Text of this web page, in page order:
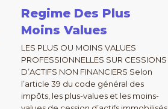
Regime Des Plus
Moins Values
LES PLUS OU MOINS VALUES
PROFESSIONNELLES SUR CESSIONS
D’ACTIFS NON FINANCIERS Selon
l’article 39 du code général des
impôts, les plus-values et les moins-